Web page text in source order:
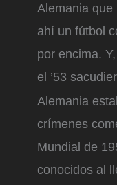
Alemania que
ahí un fútbol
por encima.
el ’53
Alemania
crímenes
Mundial de
conocidos al